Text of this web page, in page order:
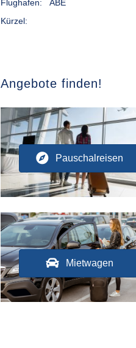
Flughafen:
Kürzel:
ABE
Angebote finden!
Pauschalreisen
Mietwagen